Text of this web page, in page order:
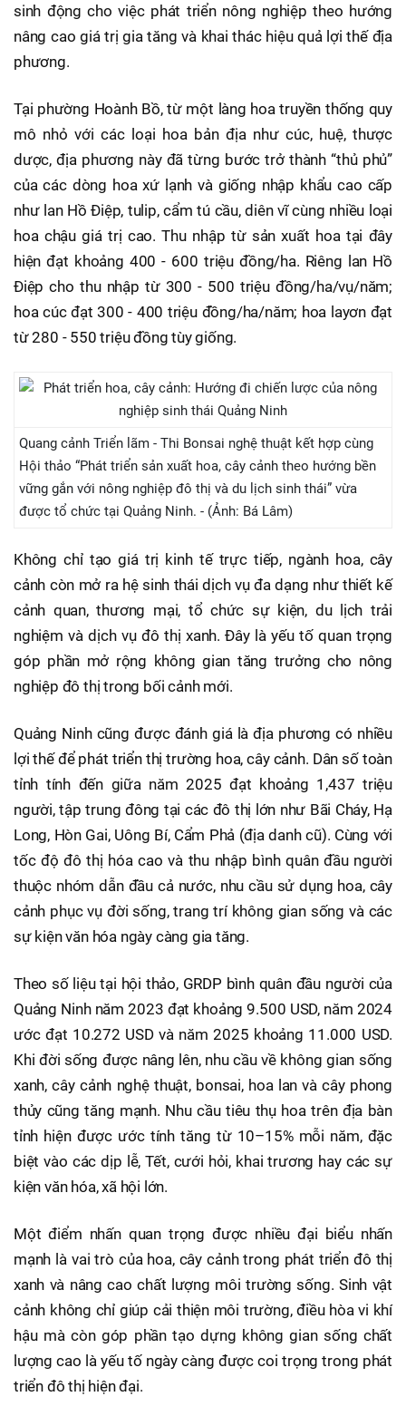
sinh động cho việc phát triển nông nghiệp theo hướng
nâng cao giá trị gia tăng và khai thác hiệu quả lợi thế địa
phương.
Tại phường Hoành Bồ, từ một làng hoa truyền thống quy
mô nhỏ với các loại hoa bản địa như cúc, huệ, thược
dược, địa phương này đã từng bước trở thành “thủ phủ”
của các dòng hoa xứ lạnh và giống nhập khẩu cao cấp
như lan Hồ Điệp, tulip, cẩm tú cầu, diên vĩ cùng nhiều loại
hoa chậu giá trị cao. Thu nhập từ sản xuất hoa tại đây
hiện đạt khoảng 400 - 600 triệu đồng/ha. Riêng lan Hồ
Điệp cho thu nhập từ 300 - 500 triệu đồng/ha/vụ/năm;
hoa cúc đạt 300 - 400 triệu đồng/ha/năm; hoa layơn đạt
từ 280 - 550 triệu đồng tùy giống.
Quang cảnh Triển lãm - Thi Bonsai nghệ thuật kết hợp cùng
Hội thảo “Phát triển sản xuất hoa, cây cảnh theo hướng bền
vững gắn với nông nghiệp đô thị và du lịch sinh thái” vừa
được tổ chức tại Quảng Ninh. - (Ảnh: Bá Lâm)
Không chỉ tạo giá trị kinh tế trực tiếp, ngành hoa, cây
cảnh còn mở ra hệ sinh thái dịch vụ đa dạng như thiết kế
cảnh quan, thương mại, tổ chức sự kiện, du lịch trải
nghiệm và dịch vụ đô thị xanh. Đây là yếu tố quan trọng
góp phần mở rộng không gian tăng trưởng cho nông
nghiệp đô thị trong bối cảnh mới.
Quảng Ninh cũng được đánh giá là địa phương có nhiều
lợi thế để phát triển thị trường hoa, cây cảnh. Dân số toàn
tỉnh tính đến giữa năm 2025 đạt khoảng 1,437 triệu
người, tập trung đông tại các đô thị lớn như Bãi Cháy, Hạ
Long, Hòn Gai, Uông Bí, Cẩm Phả (địa danh cũ). Cùng với
tốc độ đô thị hóa cao và thu nhập bình quân đầu người
thuộc nhóm dẫn đầu cả nước, nhu cầu sử dụng hoa, cây
cảnh phục vụ đời sống, trang trí không gian sống và các
sự kiện văn hóa ngày càng gia tăng.
Theo số liệu tại hội thảo, GRDP bình quân đầu người của
Quảng Ninh năm 2023 đạt khoảng 9.500 USD, năm 2024
ước đạt 10.272 USD và năm 2025 khoảng 11.000 USD.
Khi đời sống được nâng lên, nhu cầu về không gian sống
xanh, cây cảnh nghệ thuật, bonsai, hoa lan và cây phong
thủy cũng tăng mạnh. Nhu cầu tiêu thụ hoa trên địa bàn
tỉnh hiện được ước tính tăng từ 10–15% mỗi năm, đặc
biệt vào các dịp lễ, Tết, cưới hỏi, khai trương hay các sự
kiện văn hóa, xã hội lớn.
Một điểm nhấn quan trọng được nhiều đại biểu nhấn
mạnh là vai trò của hoa, cây cảnh trong phát triển đô thị
xanh và nâng cao chất lượng môi trường sống. Sinh vật
cảnh không chỉ giúp cải thiện môi trường, điều hòa vi khí
hậu mà còn góp phần tạo dựng không gian sống chất
lượng cao là yếu tố ngày càng được coi trọng trong phát
triển đô thị hiện đại.